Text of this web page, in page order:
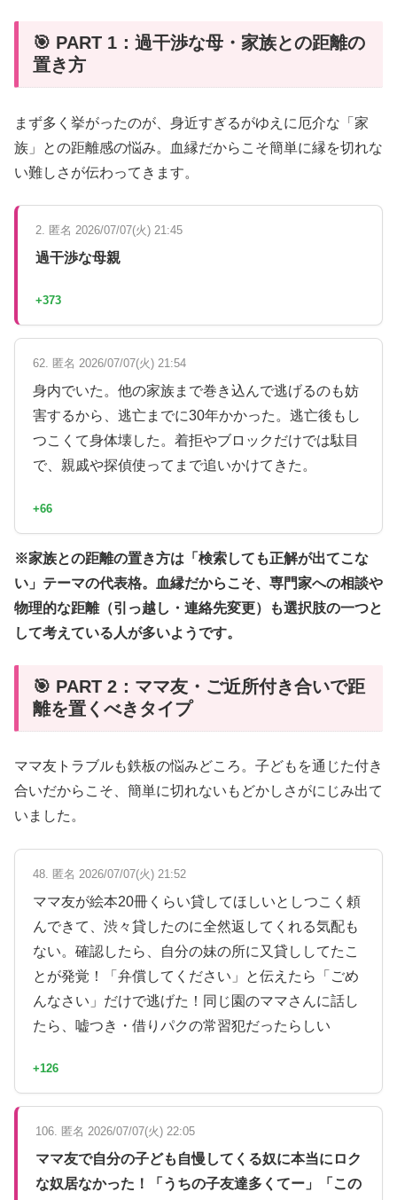
🎯 PART 1：過干渉な母・家族との距離の
置き方
まず多く挙がったのが、身近すぎるがゆえに厄介な「家
族」との距離感の悩み。血縁だからこそ簡単に縁を切れな
い難しさが伝わってきます。
2. 匿名 2026/07/07(火) 21:45
過干渉な母親
+373
62. 匿名 2026/07/07(火) 21:54
身内でいた。他の家族まで巻き込んで逃げるのも妨
害するから、逃亡までに30年かかった。逃亡後もし
つこくて身体壊した。着拒やブロックだけでは駄目
で、親戚や探偵使ってまで追いかけてきた。
+66
※家族との距離の置き方は「検索しても正解が出てこな
い」テーマの代表格。血縁だからこそ、専門家への相談や
物理的な距離（引っ越し・連絡先変更）も選択肢の一つと
して考えている人が多いようです。
🎯 PART 2：ママ友・ご近所付き合いで距
離を置くべきタイプ
ママ友トラブルも鉄板の悩みどころ。子どもを通じた付き
合いだからこそ、簡単に切れないもどかしさがにじみ出て
いました。
48. 匿名 2026/07/07(火) 21:52
ママ友が絵本20冊くらい貸してほしいとしつこく頼
んできて、渋々貸したのに全然返してくれる気配も
ない。確認したら、自分の妹の所に又貸ししてたこ
とが発覚！「弁償してください」と伝えたら「ごめ
んなさい」だけで逃げた！同じ園のママさんに話し
たら、嘘つき・借りパクの常習犯だったらしい
+126
106. 匿名 2026/07/07(火) 22:05
ママ友で自分の子ども自慢してくる奴に本当にロク
な奴居なかった！「うちの子友達多くてー」「この